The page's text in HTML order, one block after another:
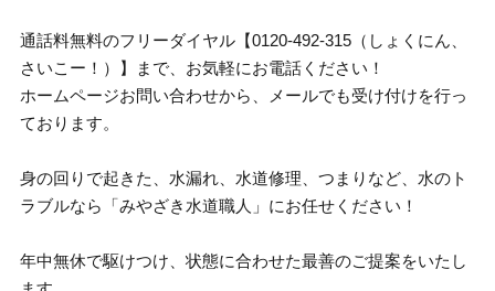
通話料無料のフリーダイヤル【0120-492-315（しょくにん、
さいこー！）】まで、お気軽にお電話ください！
ホームページお問い合わせから、メールでも受け付けを行っ
ております。
身の回りで起きた、水漏れ、水道修理、つまりなど、水のト
ラブルなら「みやざき水道職人」にお任せください！
年中無休で駆けつけ、状態に合わせた最善のご提案をいたし